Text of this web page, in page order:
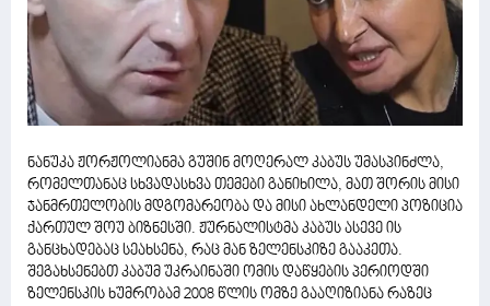
ნანუკა ჟორჟოლიანმა გუშინ მოღერალ კაბუს უმასპინძლა,
რომელთანაც სხვადასხვა თემები განიხილა, მათ შორის მისი
ჯანმრთელობის მდგომარეობა და მისი ახლანდელი პოზიცია
ქართულ შოუ ბიზნესში. ჟურნალისტმა კაბუს ასევე ის
განცხადებაც სეახსენა, რაც მან ზელენსკიზე გააკეთა.
შეგახსენებთ კაბუმ უკრაინაში ომის დაწყების პერიოდში
ზელენსკის ხუმრობამ 2008 წლის ომზე გააღიზიანა რაზეც